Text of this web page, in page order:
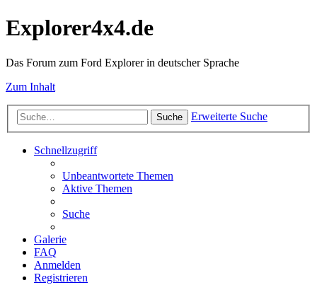
Explorer4x4.de
Das Forum zum Ford Explorer in deutscher Sprache
Zum Inhalt
Suche Erweiterte Suche
Schnellzugriff
Unbeantwortete Themen
Aktive Themen
Suche
Galerie
FAQ
Anmelden
Registrieren